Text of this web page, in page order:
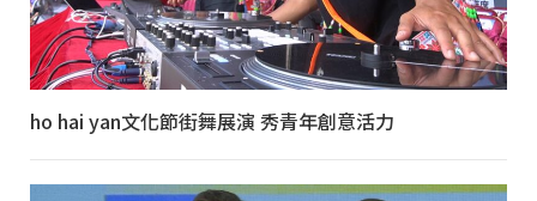
ho hai yan文化節街舞展演 秀青年創意活力